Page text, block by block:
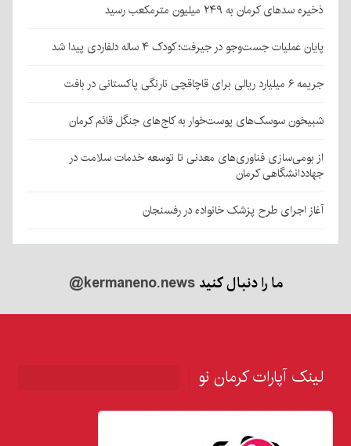
ذخیره سدهای کرمان به ۲۴۹ میلیون مترمکعب رسید
پایان عملیات جست‌وجو در جیرفت؛ کودک ۴ ساله دلفاردی پیدا شد
جریمه ۶ میلیارد ریالی برای قاچاقچی نارنگی پاکستانی در بافت
شبیخون سوسک‌های پوست‌خوار به کاج‌های جنگل قائم کرمان
از بومی‌سازی فناوری‌های معدنی تا توسعه خدمات سلامت در
جهاددانشگاهی کرمان
آغاز اجرای طرح پزشک خانواده در رفسنجان
ما را دنبال کنید@kermaneno.news
لینک آپارات کرمان نو